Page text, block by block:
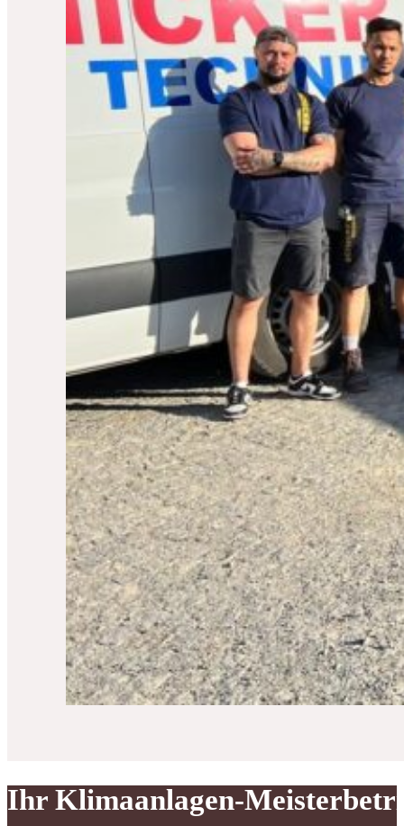
Ihr Klimaanlagen-